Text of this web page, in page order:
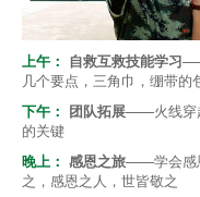
上午： 自救互救技能学习
几个要点，三角巾，绷带
下午： 团队拓展——火线穿
的关键
晚上： 感恩之旅——学会感
之，感恩之人，世皆敬之